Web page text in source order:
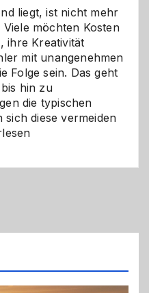
liegt, ist nicht mehr
möchten Kosten
ihre Kreativität
mit unangenehmen
Folge sein. Das geht
hin zu
die typischen
sich diese vermeiden